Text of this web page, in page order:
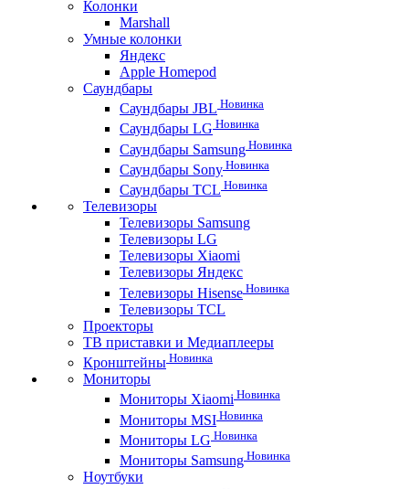
Колонки
Marshall
Умные колонки
Яндекс
Apple Homepod
Саундбары
Саундбары JBL Новинка
Саундбары LG Новинка
Саундбары Samsung Новинка
Саундбары Sony Новинка
Саундбары TCL Новинка
Телевизоры
Телевизоры Samsung
Телевизоры LG
Телевизоры Xiaomi
Телевизоры Яндекс
Телевизоры Hisense Новинка
Телевизоры TCL
Проекторы
ТВ приставки и Медиаплееры
Кронштейны Новинка
Мониторы
Мониторы Xiaomi Новинка
Мониторы MSI Новинка
Мониторы LG Новинка
Мониторы Samsung Новинка
Ноутбуки